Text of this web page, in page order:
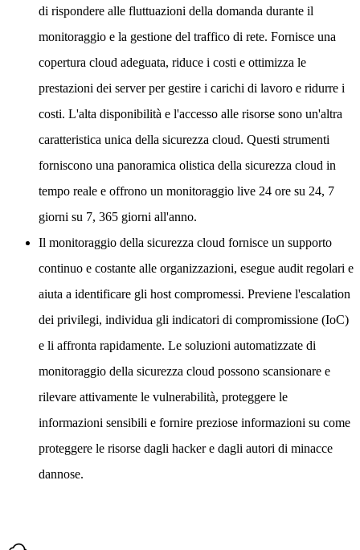
di rispondere alle fluttuazioni della domanda durante il
monitoraggio e la gestione del traffico di rete. Fornisce una
copertura cloud adeguata, riduce i costi e ottimizza le
prestazioni dei server per gestire i carichi di lavoro e ridurre i
costi. L'alta disponibilità e l'accesso alle risorse sono un'altra
caratteristica unica della sicurezza cloud. Questi strumenti
forniscono una panoramica olistica della sicurezza cloud in
tempo reale e offrono un monitoraggio live 24 ore su 24, 7
giorni su 7, 365 giorni all'anno.
Il monitoraggio della sicurezza cloud fornisce un supporto
continuo e costante alle organizzazioni, esegue audit regolari e
aiuta a identificare gli host compromessi. Previene l'escalation
dei privilegi, individua gli indicatori di compromissione (IoC)
e li affronta rapidamente. Le soluzioni automatizzate di
monitoraggio della sicurezza cloud possono scansionare e
rilevare attivamente le vulnerabilità, proteggere le
informazioni sensibili e fornire preziose informazioni su come
proteggere le risorse dagli hacker e dagli autori di minacce
dannose.